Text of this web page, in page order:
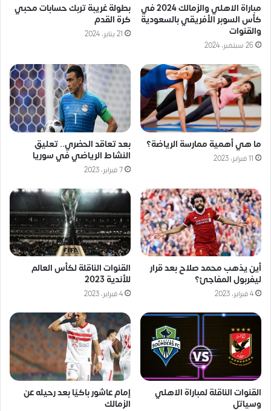
مباراة الاهلي والزمالك 2024 في
كأس السوبر الأفريقي بالسعودية
والقنوات
26 سبتمبر، 2024
بطولة غريبة تربك حسابات محبي
كرة القدم
21 يناير، 2024
ما هي أهمية ممارسة الرياضة؟
11 فبراير، 2023
بعد تعاقد الحضري.. تعليق
النشاط الرياضي في سوريا
7 فبراير، 2023
أين يذهب محمد صلاح بعد قرار
ليفربول المفاجئ؟
4 فبراير، 2023
القنوات الناقلة لكأس العالم
للأندية 2023
4 فبراير، 2023
القنوات الناقلة لمباراة الاهلي
وسياتل
إمام عاشور باكيًا بعد رحيله عن
الزمالك